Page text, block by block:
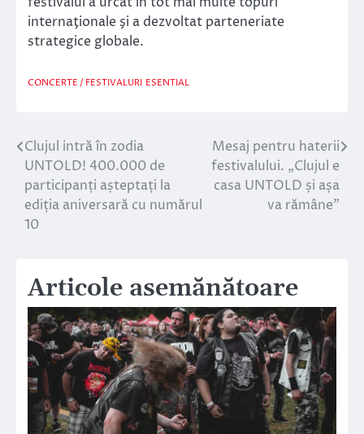
internaţionale şi a dezvoltat parteneriate
strategice globale.
CONCERTE / FESTIVALURI ESENTIAL
Navigare
în
articole
Clujul intră în zodia
UNTOLD! 400.000 de
participanți așteptați la
ediția aniversară cu numărul
10
Mesaj pentru haterii
festivalului. „Clujul e
casa UNTOLD și așa
va rămâne”
Articole asemănătoare